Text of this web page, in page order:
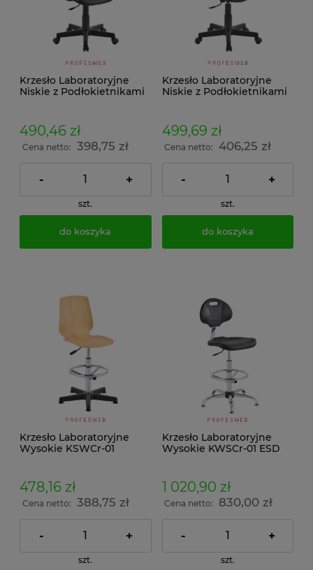
Krzesło Laboratoryjne
Niskie z Podłokietnikami
490,46 zł
Cena netto: 398,75 zł
- +
szt.
do koszyka
Krzesło Laboratoryjne
Niskie z Podłokietnikami
499,69 zł
Cena netto: 406,25 zł
- +
szt.
do koszyka
Krzesło Laboratoryjne
Wysokie KSWCr-01
478,16 zł
Cena netto: 388,75 zł
- +
szt.
Krzesło Laboratoryjne
Wysokie KWSCr-01 ESD
1 020,90 zł
Cena netto: 830,00 zł
- +
szt.